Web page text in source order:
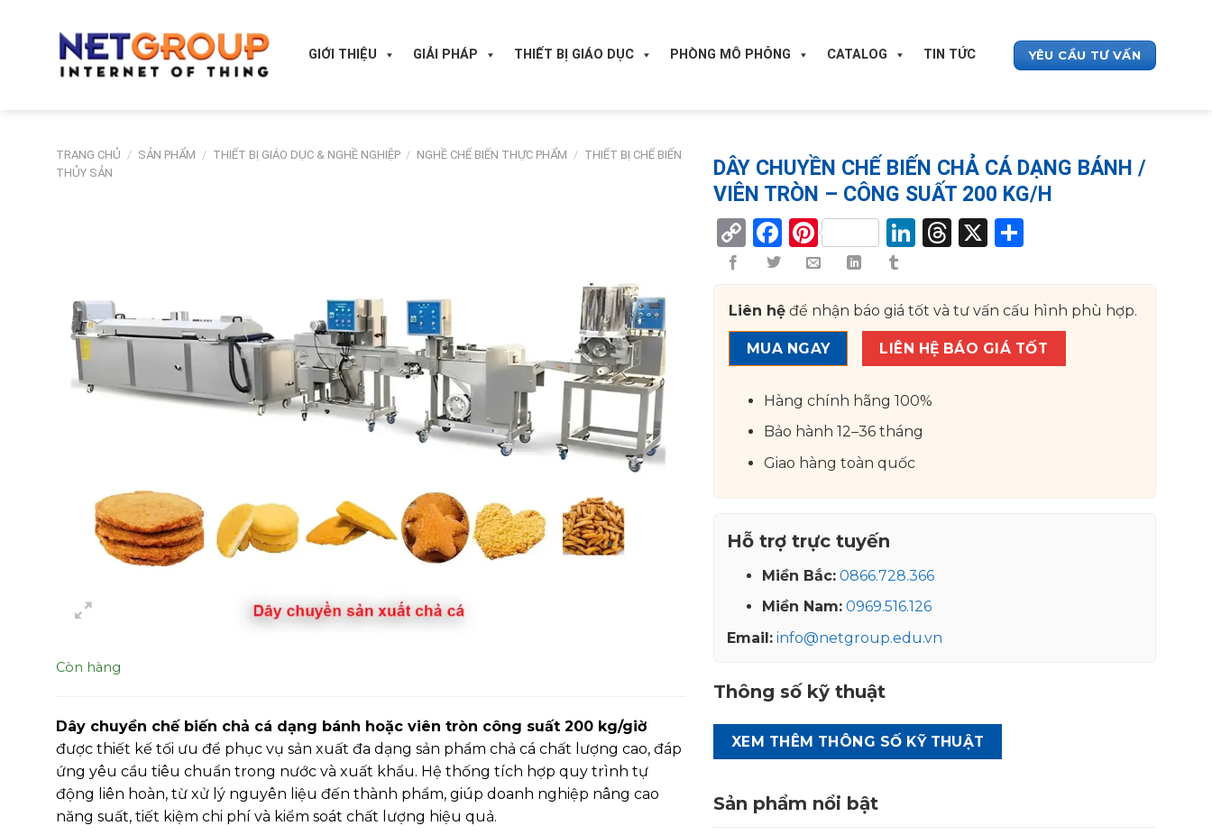
GIỚI THIỆU GIẢI PHÁP THIẾT BỊ GIÁO DỤC PHÒNG MÔ PHỎNG CATALOG TIN TỨC YÊU CẦU TƯ VẤN
TRANG CHỦ / SẢN PHẨM / THIẾT BỊ GIÁO DỤC & NGHỀ NGHIỆP / NGHỀ CHẾ BIẾN THỰC PHẨM / THIẾT BỊ CHẾ BIẾN
THỦY SẢN
Còn hàng
Dây chuyền chế biến chả cá dạng bánh hoặc viên tròn công suất 200 kg/giờ
được thiết kế tối ưu để phục vụ sản xuất đa dạng sản phẩm chả cá chất lượng cao, đáp
ứng yêu cầu tiêu chuẩn trong nước và xuất khẩu. Hệ thống tích hợp quy trình tự
động liên hoàn, từ xử lý nguyên liệu đến thành phẩm, giúp doanh nghiệp nâng cao
năng suất, tiết kiệm chi phí và kiểm soát chất lượng hiệu quả.
DÂY CHUYỀN CHẾ BIẾN CHẢ CÁ DẠNG BÁNH /
VIÊN TRÒN – CÔNG SUẤT 200 KG/H
Copy
Link
Facebook
PinterestLinkedIn
Threads
X
Liên hệ để nhận báo giá tốt và tư vấn cấu hình phù hợp.
MUA NGAY LIÊN HỆ BÁO GIÁ TỐT
Hàng chính hãng 100%
Bảo hành 12–36 tháng
Giao hàng toàn quốc
Hỗ trợ trực tuyến
Miền Bắc: 0866.728.366
Miền Nam: 0969.516.126
Email: info@netgroup.edu.vn
Thông số kỹ thuật
XEM THÊM THÔNG SỐ KỸ THUẬT
Sản phẩm nổi bật